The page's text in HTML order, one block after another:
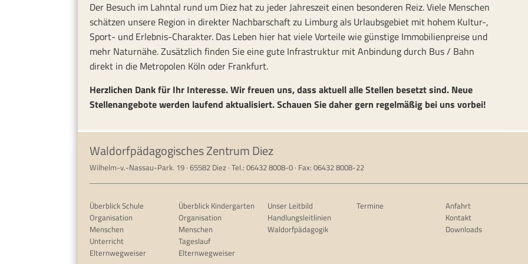
Der Besuch im Lahntal rund um Diez hat zu jeder Jahreszeit einen besonderen Reiz. Viele Menschen
schätzen unsere Region in direkter Nachbarschaft zu Limburg als Urlaubsgebiet mit hohem Kultur-,
Sport- und Erlebnis-Charakter. Das Leben hier hat viele Vorteile wie günstige Immobilienpreise und
mehr Naturnähe. Zusätzlich finden Sie eine gute Infrastruktur mit Anbindung durch Bus / Bahn
direkt in die Metropolen Köln oder Frankfurt.
Herzlichen Dank für Ihr Interesse. Wir freuen uns, dass aktuell alle Stellen besetzt sind. Neue
Stellenangebote werden laufend aktualisiert. Schauen Sie daher gern regelmäßig bei uns vorbei!
Waldorfpädagogisches Zentrum Diez
Wilhelm-v.-Nassau-Park. 19 · 65582 Diez · Tel.: 06432 8008-0 · Fax: 06432 8008-22
Überblick Schule
Organisation
Menschen
Unterricht
Elternwegweiser
Überblick Kindergarten
Organisation
Menschen
Tageslauf
Elternwegweiser
Unser Leitbild
Handlungsleitlinien
Waldorfpädagogik
Termine
Anfahrt
Kontakt
Downloads